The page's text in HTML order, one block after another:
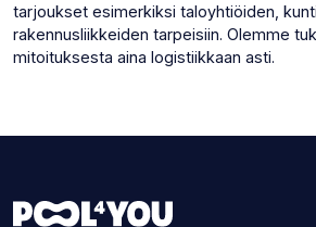
tarjoukset esimerkiksi taloyhtiöiden,
rakennusliikkeiden tarpeisiin. Olemme
mitoituksesta aina logistiikkaan asti.